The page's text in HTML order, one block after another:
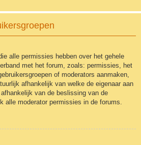
alle permissies hebben over het gehele
met het forum, zoals: permissies, het
of moderators aanmaken,
afhankelijk van welke de eigenaar aan
van de beslissing van de
alle moderator permissies in de forums.